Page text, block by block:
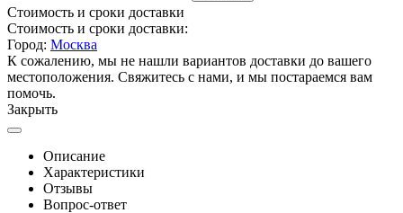
Стоимость и сроки доставки
Стоимость и сроки доставки:
Город: Москва
К сожалению, мы не нашли вариантов доставки до вашего
местоположения. Свяжитесь с нами, и мы постараемся вам
помочь.
Закрыть
Описание
Характеристики
Отзывы
Вопрос-ответ